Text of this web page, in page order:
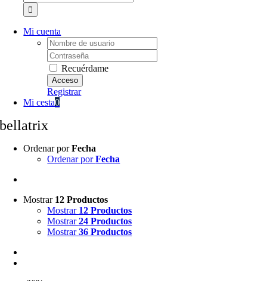
Mi cuenta
Username:
Password:
Recuérdame
Registrar
Mi cesta0
bellatrix
Ordenar porFecha
Ordenar porFecha
Mostrar 12 Productos
Mostrar 12 Productos
Mostrar24 Productos
Mostrar36 Productos